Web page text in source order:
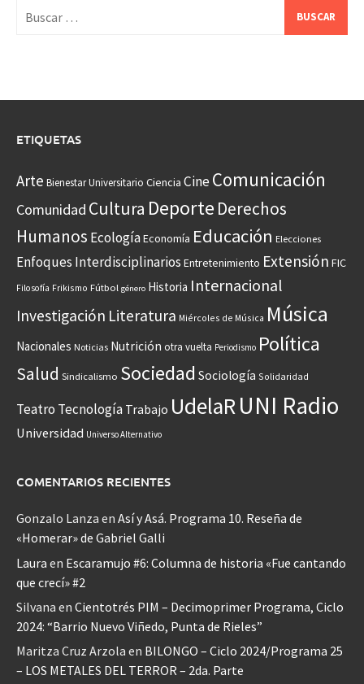
ETIQUETAS
Arte Bienestar Universitario Ciencia CineComunicación
Comunidad Cultura Deporte Derechos
Humanos EcologíaEconomía Educación Elecciones
Enfoques Interdisciplinarios Entretenimiento Extensión FIC
Filosofía Frikismo Fútbol género Historia Internacional
Investigación Literatura Miércoles de Música Música
Nacionales Noticias Nutrición otra vuelta Periodismo Política
Salud Sindicalismo Sociedad Sociología Solidaridad
Teatro Tecnología Trabajo UdelaRUNI Radio
Universidad Universo Alternativo
COMENTARIOS RECIENTES
Gonzalo Lanza en Así y Asá. Programa 10. Reseña de
«Homerar» de Gabriel Galli
Laura en Escaramujo #6: Columna de historia «Fue cantando
que crecí» #2
Silvana en Cientotrés PIM – Decimoprimer Programa, Ciclo
2024: “Barrio Nuevo Viñedo, Punta de Rieles”
Maritza Cruz Arzola en BILONGO – Ciclo 2024/Programa 25
– LOS METALES DEL TERROR – 2da. Parte